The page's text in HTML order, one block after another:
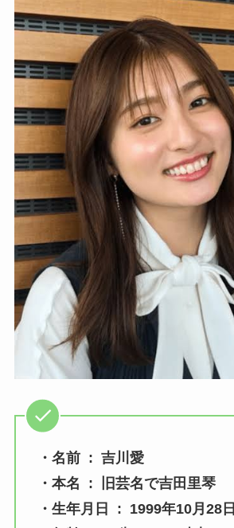
・名前 : 吉川愛
・本名 : 旧芸名で吉田里琴
・生年月日 : 1999年10月28日